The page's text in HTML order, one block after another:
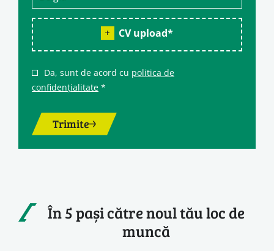
CV upload*
Da, sunt de acord cu politica de
confidențialitate *
Trimite
În 5 pași către noul tău loc de
muncă